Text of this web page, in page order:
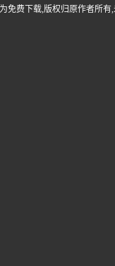
免费下载,版权归原作者所